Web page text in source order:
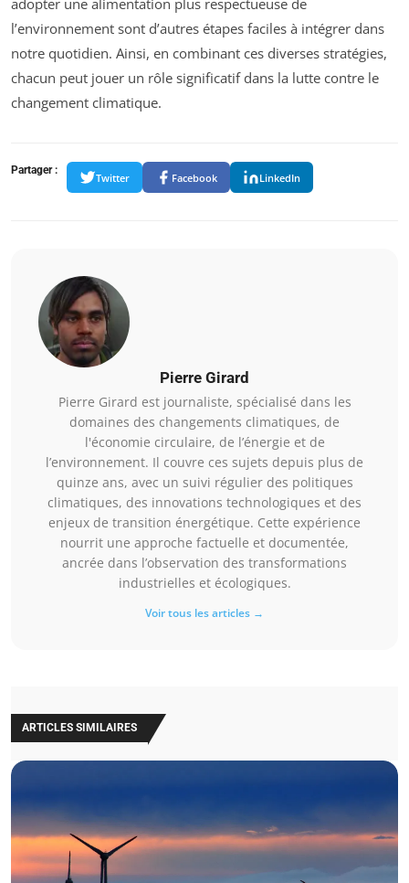
adopter une alimentation plus respectueuse de
l’environnement sont d’autres étapes faciles à intégrer dans
notre quotidien. Ainsi, en combinant ces diverses stratégies,
chacun peut jouer un rôle significatif dans la lutte contre le
changement climatique.
Partager :
Twitter Facebook LinkedIn
Pierre Girard
Pierre Girard est journaliste, spécialisé dans les
domaines des changements climatiques, de
l'économie circulaire, de l’énergie et de
l’environnement. Il couvre ces sujets depuis plus de
quinze ans, avec un suivi régulier des politiques
climatiques, des innovations technologiques et des
enjeux de transition énergétique. Cette expérience
nourrit une approche factuelle et documentée,
ancrée dans l’observation des transformations
industrielles et écologiques.
Voir tous les articles →
ARTICLES SIMILAIRES